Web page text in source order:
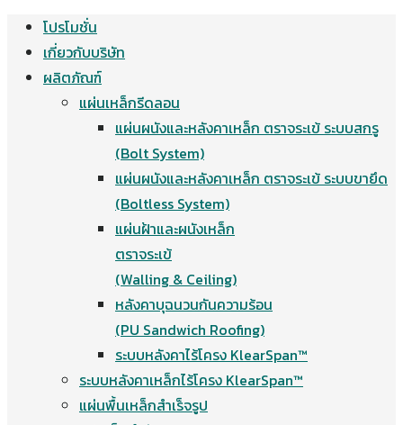
Skip
content
โปรโมชั่น
เกี่ยวกับบริษัท
ผลิตภัณฑ์
แผ่นเหล็กรีดลอน
แผ่นผนังและหลังคาเหล็ก ตราจระเข้ ระบบสกรู
(Bolt System)
แผ่นผนังและหลังคาเหล็ก ตราจระเข้ ระบบขายึด
(Boltless System)
แผ่นฝ้าและผนังเหล็ก
ตราจระเข้
(Walling & Ceiling)
หลังคาบุฉนวนกันความร้อน
(PU Sandwich Roofing)
ระบบหลังคาไร้โครง KlearSpan™
ระบบหลังคาเหล็กไร้โครง KlearSpan™
แผ่นพื้นเหล็กสำเร็จรูป